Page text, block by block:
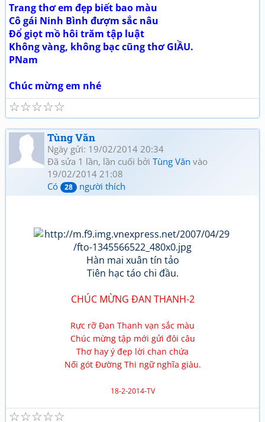
Trang thơ em đẹp biết bao màu
Cô gái Ninh Bình đượm sắc nâu
Đổ giọt mồ hôi trăm tập luật
Không vàng, không bạc cũng thơ GIẦU.
PNam
Chúc mừng em nhé
☆
☆
☆
☆
☆
Tùng Văn
Ngày gửi: 19/02/2014 20:34
Đã sửa 1 lần, lần cuối bởi Tùng Văn vào
19/02/2014 21:08
Có
28 người thích
Hàn mai xuân tín tảo
Tiên hạc táo chi đầu.
CHÚC MỪNG ĐAN THANH-2
Rực rỡ Đan Thanh vạn sắc màu
Chúc mừng tập mới gửi đôi câu
Thơ hay ý đẹp lời chan chứa
Nối gót Đường Thi ngữ nghĩa giàu.
18-2-2014-TV
☆
☆
☆
☆
☆